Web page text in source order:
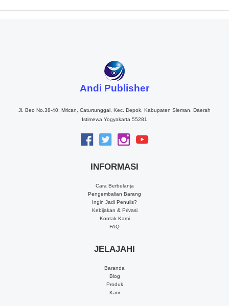
Andi Publisher
Jl. Beo No.38-40, Mrican, Caturtunggal, Kec. Depok, Kabupaten Sleman, Daerah
Istimewa Yogyakarta 55281
INFORMASI
Cara Berbelanja
Pengembalian Barang
Ingin Jadi Penulis?
Kebijakan & Privasi
Kontak Kami
FAQ
JELAJAHI
Baranda
Blog
Produk
Karir